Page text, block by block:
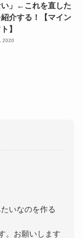
」←これを直した
介する！【マイン
ト】
2020
いなのを作る
。お願いします